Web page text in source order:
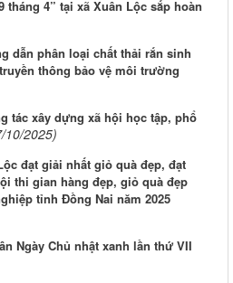
tháng 4” tại xã Xuân Lộc sắp hoàn
dẫn phân loại chất thải rắn sinh
thông bảo vệ môi trường
tác xây dựng xã hội học tập, phổ
10/2025)
đạt giải nhất giỏ quà đẹp, đạt
thi gian hàng đẹp, giỏ quà đẹp
tỉnh Đồng Nai năm 2025
Ngày Chủ nhật xanh lần thứ VII